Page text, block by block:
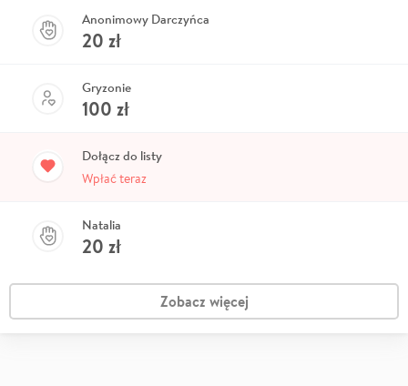
Anonimowy Darczyńca
20 zł
Gryzonie
100 zł
Dołącz do listy
Wpłać teraz
Natalia
20 zł
Zobacz więcej